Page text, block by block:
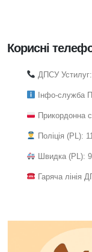
Корисні
ДПСУ
Інфо-служба
Прикордонна
Поліція (PL):
Швидка (PL):
Гаряча лінія